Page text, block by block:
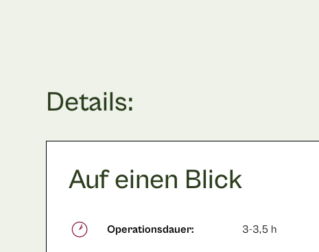
Details:
Auf einen Blick
Operationsdauer: 3-3,5 h